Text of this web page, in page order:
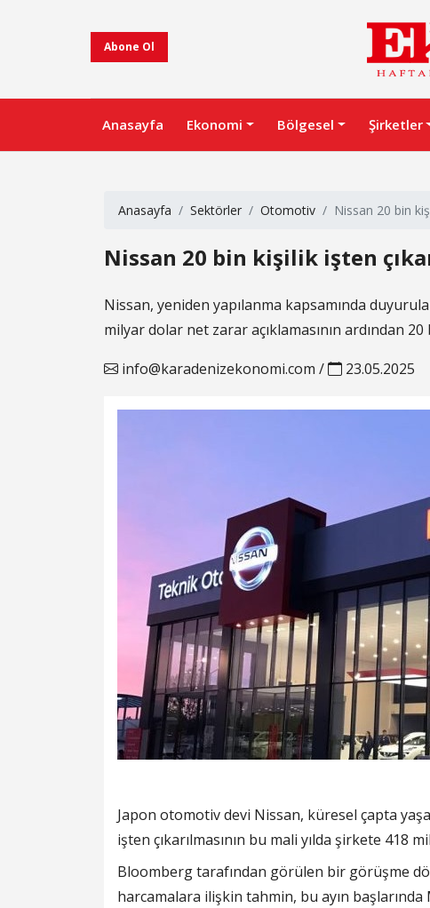
Abone Ol
Anasayfa Ekonomi Bölgesel Şirketler
Anasayfa Sektörler Otomotiv Nissan 20 bin
Nissan 20 bin kişilik işten
Nissan, yeniden yapılanma kapsamında
milyar dolar net zarar açıklamasının ardından 20
info@karadenizekonomi.com / 23.05.2025
Japon otomotiv devi Nissan, küresel çapta
işten çıkarılmasının bu mali yılda şirkete 418
Bloomberg tarafından görülen bir görüşme
harcamalara ilişkin tahmin, bu ayın